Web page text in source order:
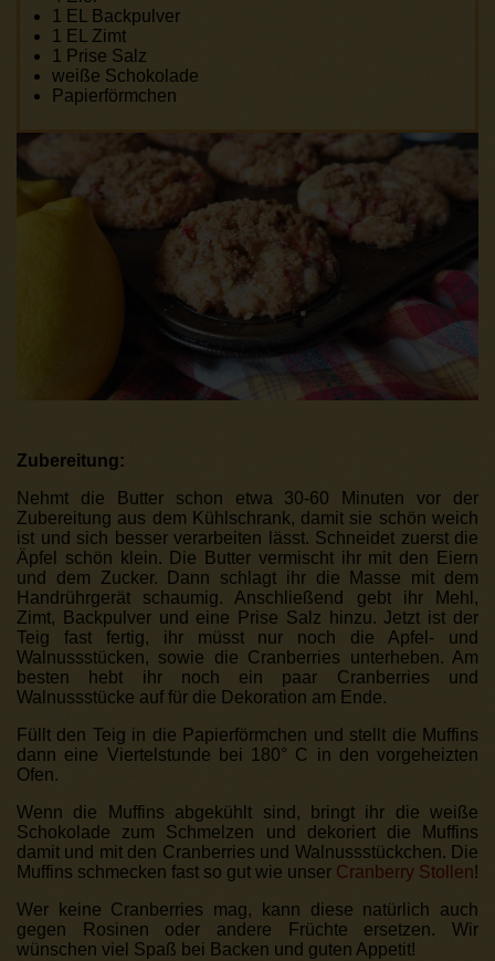
1 EL Backpulver
1 EL Zimt
1 Prise Salz
weiße Schokolade
Papierförmchen
Zubereitung:
Nehmt die Butter schon etwa 30-60 Minuten vor der
Zubereitung aus dem Kühlschrank, damit sie schön weich
ist und sich besser verarbeiten lässt. Schneidet zuerst die
Äpfel schön klein. Die Butter vermischt ihr mit den Eiern
und dem Zucker. Dann schlagt ihr die Masse mit dem
Handrührgerät schaumig. Anschließend gebt ihr Mehl,
Zimt, Backpulver und eine Prise Salz hinzu. Jetzt ist der
Teig fast fertig, ihr müsst nur noch die Apfel- und
Walnussstücken, sowie die Cranberries unterheben. Am
besten hebt ihr noch ein paar Cranberries und
Walnussstücke auf für die Dekoration am Ende.
Füllt den Teig in die Papierförmchen und stellt die Muffins
dann eine Viertelstunde bei 180° C in den vorgeheizten
Ofen.
Wenn die Muffins abgekühlt sind, bringt ihr die weiße
Schokolade zum Schmelzen und dekoriert die Muffins
damit und mit den Cranberries und Walnussstückchen. Die
Muffins schmecken fast so gut wie unser Cranberry Stollen!
Wer keine Cranberries mag, kann diese natürlich auch
gegen Rosinen oder andere Früchte ersetzen. Wir
wünschen viel Spaß bei Backen und guten Appetit!